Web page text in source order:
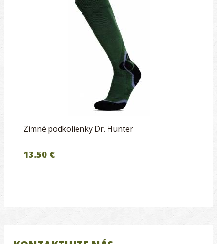
Zimné podkolienky Dr. Hunter
13.50 €